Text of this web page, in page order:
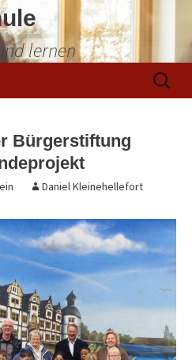
lernen
Suchen
nach:
Bürgerstiftung
Daniel Kleinehellefort